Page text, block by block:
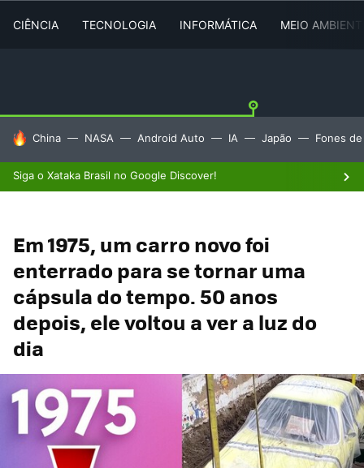
CIÊNCIA TECNOLOGIA INFORMÁTICA MEIO
TENDÊNCIAS DO DIA
China NASA Android Auto IA Japão Fones
Siga o Xataka Brasil no Google Discover!
Em 1975, um carro novo foi
enterrado para se tornar uma
cápsula do tempo. 50 anos
depois, ele voltou a ver a luz do
dia